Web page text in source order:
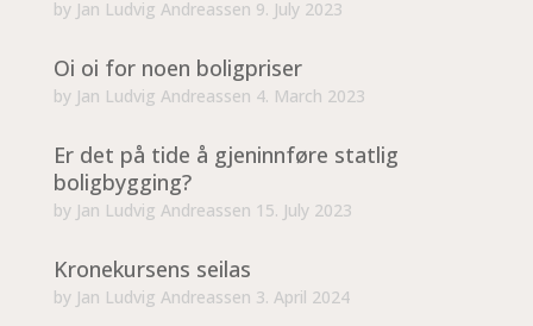
by Jan Ludvig Andreassen 9. July 2023
Oi oi for noen boligpriser
by Jan Ludvig Andreassen 4. March 2023
Er det på tide å gjeninnføre statlig
boligbygging?
by Jan Ludvig Andreassen 15. July 2023
Kronekursens seilas
by Jan Ludvig Andreassen 3. April 2024